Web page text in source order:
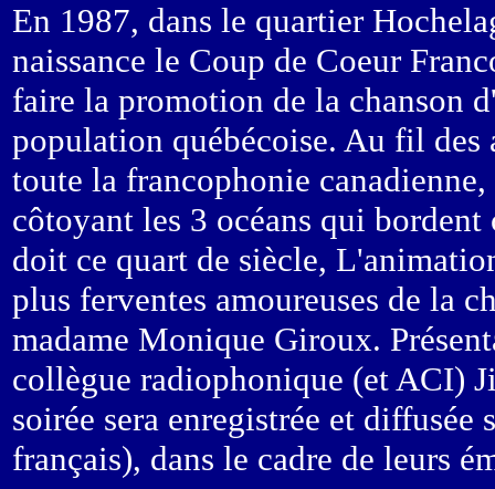
En 1987, dans le quartier
naissance le Coup de Coeur
faire la promotion de la chanson
population québécoise. Au fil des
toute la francophonie
côtoyant les 3 océans qui
doit ce quart de siècle,
plus ferventes amoureuses de la
madame Monique Giroux.
collègue radiophonique (et ACI)
soirée sera enregistrée et
français), dans le cadre de leurs